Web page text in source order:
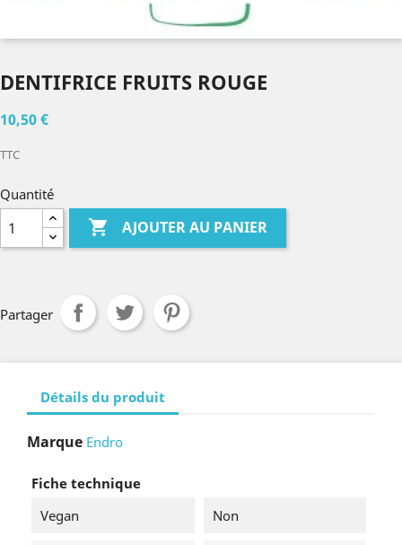
DENTIFRICE FRUITS ROUGE
10,50 €
TTC
Quantité
 AJOUTER AU PANIER
Partager
Détails du produit
Marque Endro
Fiche technique
Vegan
Non